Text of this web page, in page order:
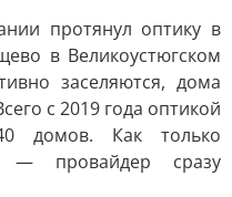
протянул оптику в
в Великоустюгском
заселяются, дома
с 2019 года оптикой
домов. Как только
— провайдер сразу